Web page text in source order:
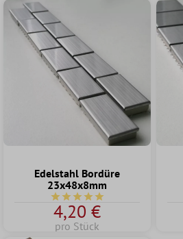
Edelstahl Bordüre
23x48x8mm
Durchschnittliche
4,20 €
pro Stück